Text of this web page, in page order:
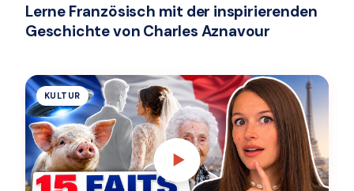
Lerne Französisch mit der inspirierenden
Geschichte von Charles Aznavour
KULTUR